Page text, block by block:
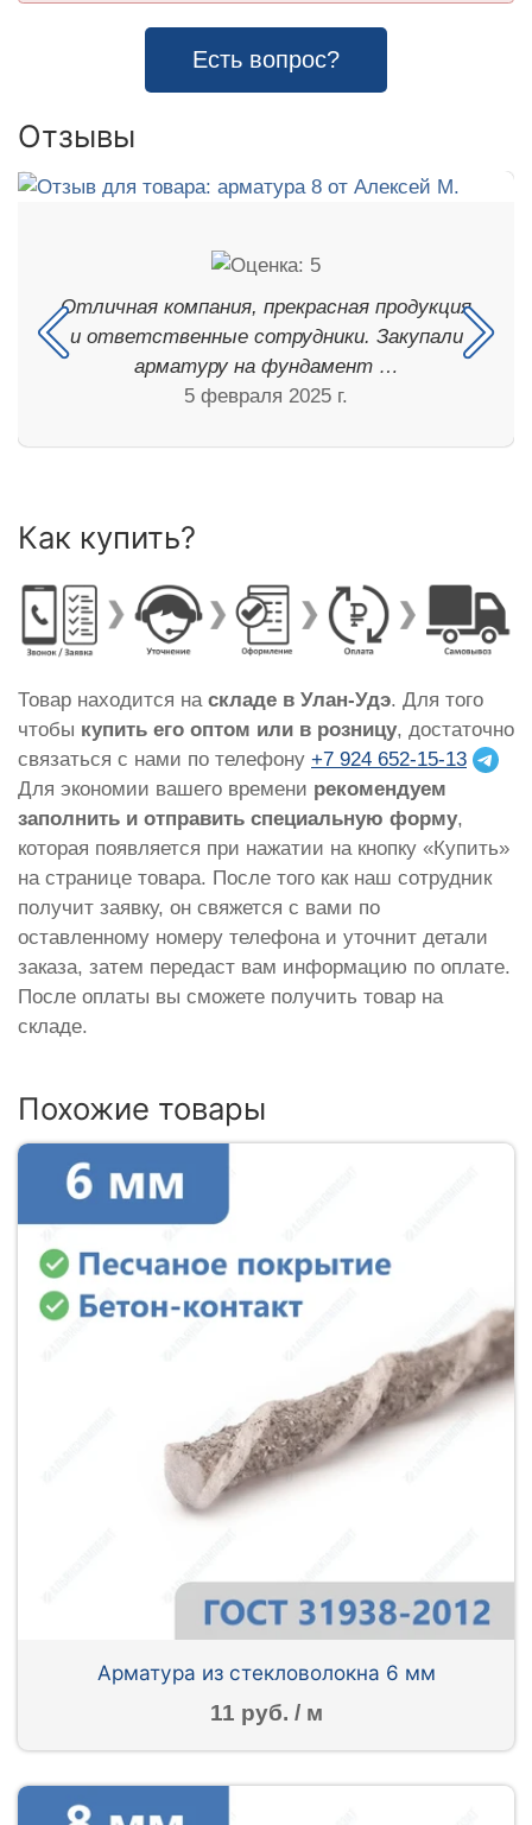
Есть вопрос?
Отзывы
Отличная компания, прекрасная продукция
и ответственные сотрудники. Закупали
арматуру на фундамент …
5 февраля 2025 г.
Как купить?
Товар находится на складе в Улан-Удэ. Для того
чтобы купить его оптом или в розницу, достаточно
связаться с нами по телефону +7 924 652-15-13
Для экономии вашего времени рекомендуем
заполнить и отправить специальную форму,
которая появляется при нажатии на кнопку «Купить»
на странице товара. После того как наш сотрудник
получит заявку, он свяжется с вами по
оставленному номеру телефона и уточнит детали
заказа, затем передаст вам информацию по оплате.
После оплаты вы сможете получить товар на
складе.
Похожие товары
Арматура из стекловолокна 6 мм
11 руб. / м